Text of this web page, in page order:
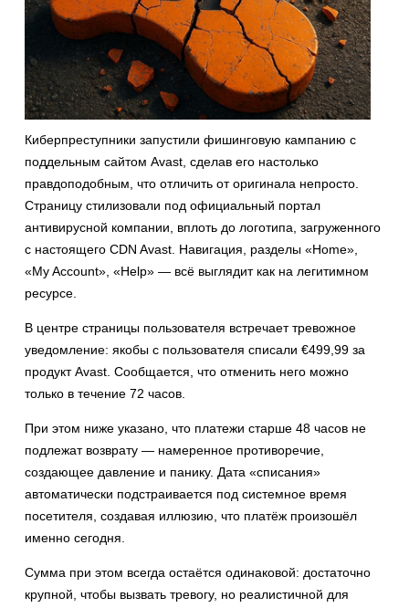
Киберпреступники запустили фишинговую кампанию с
поддельным сайтом Avast, сделав его настолько
правдоподобным, что отличить от оригинала непросто.
Страницу стилизовали под официальный портал
антивирусной компании, вплоть до логотипа, загруженного
с настоящего CDN Avast. Навигация, разделы «Home»,
«My Account», «Help» — всё выглядит как на легитимном
ресурсе.
В центре страницы пользователя встречает тревожное
уведомление: якобы с пользователя списали €499,99 за
продукт Avast. Сообщается, что отменить него можно
только в течение 72 часов.
При этом ниже указано, что платежи старше 48 часов не
подлежат возврату — намеренное противоречие,
создающее давление и панику. Дата «списания»
автоматически подстраивается под системное время
посетителя, создавая иллюзию, что платёж произошёл
именно сегодня.
Сумма при этом всегда остаётся одинаковой: достаточно
крупной, чтобы вызвать тревогу, но реалистичной для